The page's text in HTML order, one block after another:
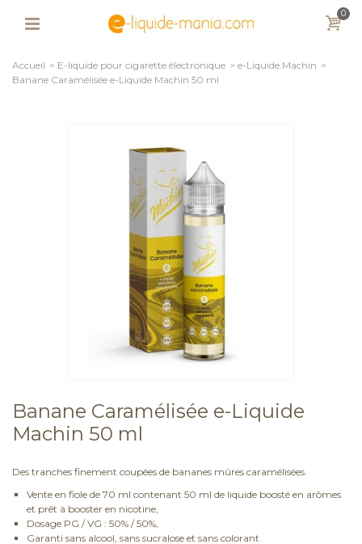
0
Accueil > E-liquide pour cigarette électronique > e-Liquide Machin >
Banane Caramélisée e-Liquide Machin 50 ml
Banane Caramélisée e-Liquide
Machin 50 ml
Des tranches finement coupées de bananes mûres caramélisées.
Vente en fiole de 70 ml contenant 50 ml de liquide boosté en arômes
et prêt à booster en nicotine,
Dosage PG / VG : 50% / 50%,
Garanti sans alcool, sans sucralose et sans colorant.